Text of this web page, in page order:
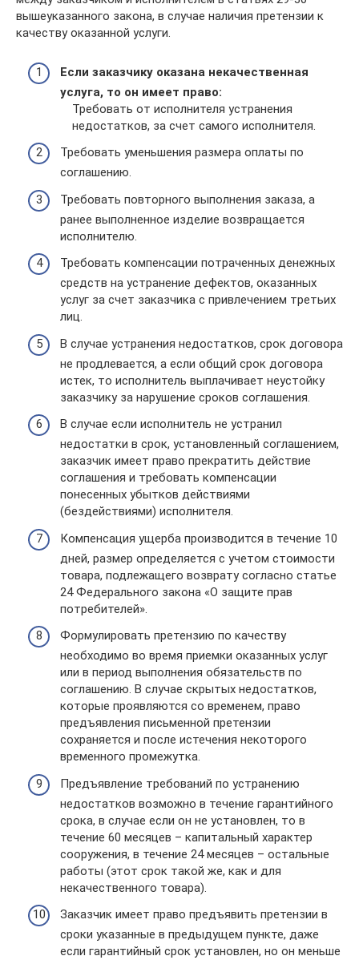
вышеуказанного закона, в случае наличия претензии к
качеству оказанной услуги.
Если заказчику оказана некачественная
услуга, то он имеет право:
Требовать от исполнителя устранения
недостатков, за счет самого исполнителя.
Требовать уменьшения размера оплаты по
соглашению.
Требовать повторного выполнения заказа, а
ранее выполненное изделие возвращается
исполнителю.
Требовать компенсации потраченных денежных
средств на устранение дефектов, оказанных
услуг за счет заказчика с привлечением третьих
лиц.
В случае устранения недостатков, срок договора
не продлевается, а если общий срок договора
истек, то исполнитель выплачивает неустойку
заказчику за нарушение сроков соглашения.
В случае если исполнитель не устранил
недостатки в срок, установленный соглашением,
заказчик имеет право прекратить действие
соглашения и требовать компенсации
понесенных убытков действиями
(бездействиями) исполнителя.
Компенсация ущерба производится в течение 10
дней, размер определяется с учетом стоимости
товара, подлежащего возврату согласно статье
24 Федерального закона «О защите прав
потребителей».
Формулировать претензию по качеству
необходимо во время приемки оказанных услуг
или в период выполнения обязательств по
соглашению. В случае скрытых недостатков,
которые проявляются со временем, право
предъявления письменной претензии
сохраняется и после истечения некоторого
временного промежутка.
Предъявление требований по устранению
недостатков возможно в течение гарантийного
срока, в случае если он не установлен, то в
течение 60 месяцев – капитальный характер
сооружения, в течение 24 месяцев – остальные
работы (этот срок такой же, как и для
некачественного товара).
Заказчик имеет право предъявить претензии в
сроки указанные в предыдущем пункте, даже
если гарантийный срок установлен, но он меньше